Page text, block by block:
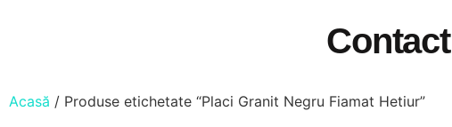
Contact
Acasă / Produse etichetate “Placi Granit Negru Fiamat Hetiur”